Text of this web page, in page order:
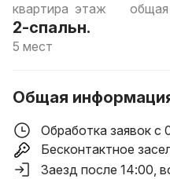
квартира этаж общая
2-спальн.
5 мест
Общая
Обработка заявок с
Бесконтактное
Заезд после 14:00 ,